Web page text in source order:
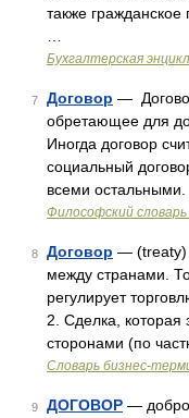
также
Бухгалтерская
7 Договор —
обретающее для
Иногда договор
социальный
всеми
Философский
8 Договор — (treaty)
между странами.
регулирует
2. Сделка,
сторонами (по
Словарь бизнес-
9 ДОГОВОР —